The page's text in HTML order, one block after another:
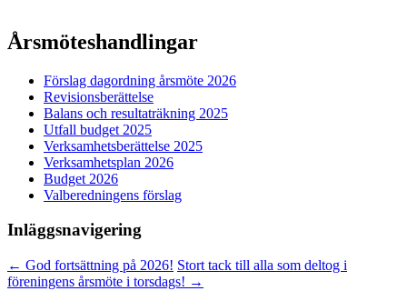
Årsmöteshandlingar
Förslag dagordning årsmöte 2026
Revisionsberättelse
Balans och resultaträkning 2025
Utfall budget 2025
Verksamhetsberättelse 2025
Verksamhetsplan 2026
Budget 2026
Valberedningens förslag
Inläggsnavigering
← God fortsättning på 2026! Stort tack till alla som deltog i
föreningens årsmöte i torsdags! →